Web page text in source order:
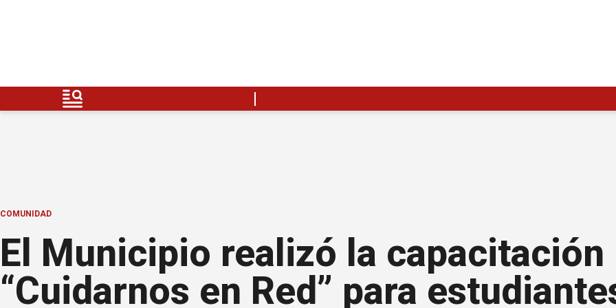
COMUNIDAD
El Municipio realizó la capacitación
“Cuidarnos en Red” para